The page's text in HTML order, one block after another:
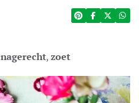
nagerecht,zoet